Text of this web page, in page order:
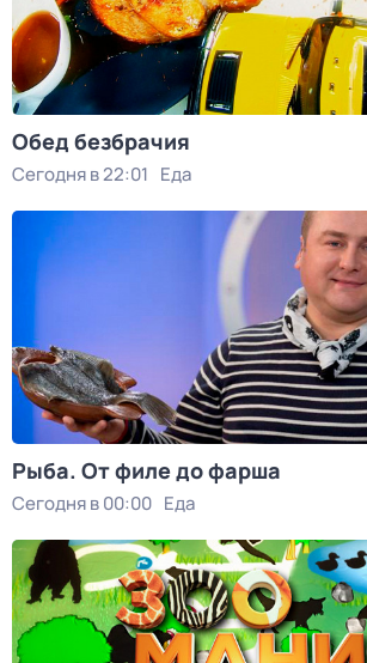
Обед безбрачия
Сегодня в 22:01 Еда
Рыба. От филе до фарша
Сегодня в 00:00 Еда